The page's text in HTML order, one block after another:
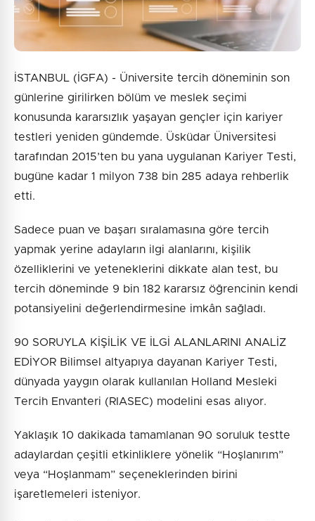
İSTANBUL (İGFA) - Üniversite tercih döneminin son
günlerine girilirken bölüm ve meslek seçimi
konusunda kararsızlık yaşayan gençler için kariyer
testleri yeniden gündemde. Üsküdar Üniversitesi
tarafından 2015’ten bu yana uygulanan Kariyer Testi,
bugüne kadar 1 milyon 738 bin 285 adaya rehberlik
etti.
Sadece puan ve başarı sıralamasına göre tercih
yapmak yerine adayların ilgi alanlarını, kişilik
özelliklerini ve yeteneklerini dikkate alan test, bu
tercih döneminde 9 bin 182 kararsız öğrencinin kendi
potansiyelini değerlendirmesine imkân sağladı.
90 SORUYLA KİŞİLİK VE İLGİ ALANLARINI ANALİZ
EDİYOR Bilimsel altyapıya dayanan Kariyer Testi,
dünyada yaygın olarak kullanılan Holland Mesleki
Tercih Envanteri (RIASEC) modelini esas alıyor.
Yaklaşık 10 dakikada tamamlanan 90 soruluk testte
adaylardan çeşitli etkinliklere yönelik “Hoşlanırım”
veya “Hoşlanmam” seçeneklerinden birini
işaretlemeleri isteniyor.